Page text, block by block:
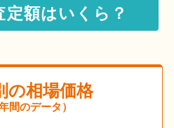
定額はいくら？
の相場価格
間のデータ）